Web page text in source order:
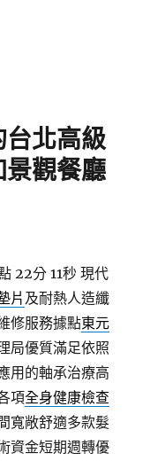
北高級
觀餐廳
22分 11秒 現代
片及耐熱人造纖
修服務據點東元
局優質滿足依照
用的軸承治療高
項全身健康檢查
寬敞舒適多款髮
資金短期週轉優